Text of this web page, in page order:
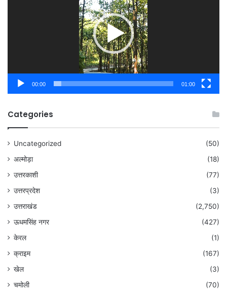
00:00 01:00
Categories
Uncategorized
(50)
अल्मोड़ा
(18)
उत्तरकाशी
(77)
उत्तरप्रदेश
(3)
उत्तराखंड
(2,750)
ऊधमसिंह नगर
(427)
केरल
(1)
क्राइम
(167)
खेल
(3)
चमोली
(70)